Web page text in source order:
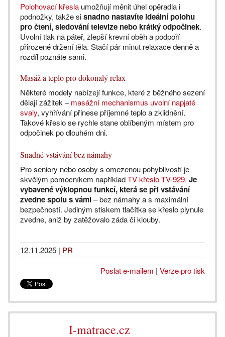
Polohovací křesla umožňují měnit úhel opěradla i
podnožky, takže sisnadno nastavíte ideální polohu
pro čtení, sledování televize nebo krátký odpočinek.
Uvolní tlak na páteř, zlepší krevní oběh a podpoří
přirozené držení těla. Stačí pár minut relaxace denně a
rozdíl poznáte sami.
Masáž a teplo pro dokonalý relax
Některé modely nabízejí funkce, které z běžného sezení
dělají zážitek –masážní mechanismus uvolní napjaté
svaly, vyhřívání přinese příjemné teplo a zklidnění.
Takové křeslo se rychle stane oblíbeným místem pro
odpočinek po dlouhém dni.
Snadné vstávání bez námahy
Pro seniory nebo osoby s omezenou pohyblivostí je
skvělým pomocníkem napříkladTV křeslo TV-929. Je
vybavené výklopnou funkcí, která se při vstávání
zvedne spolu s vámi– bez námahy a s maximální
bezpečností. Jediným stiskem tlačítka se křeslo plynule
zvedne, aniž by zatěžovalo záda či klouby.
12.11.2025 | PR
Poslat e-mailem | Verze pro tisk
I-matrace.cz